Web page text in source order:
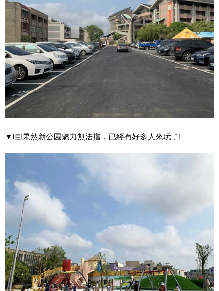
▼哇!果然新公園魅力無法擋，已經有好多人來玩了!